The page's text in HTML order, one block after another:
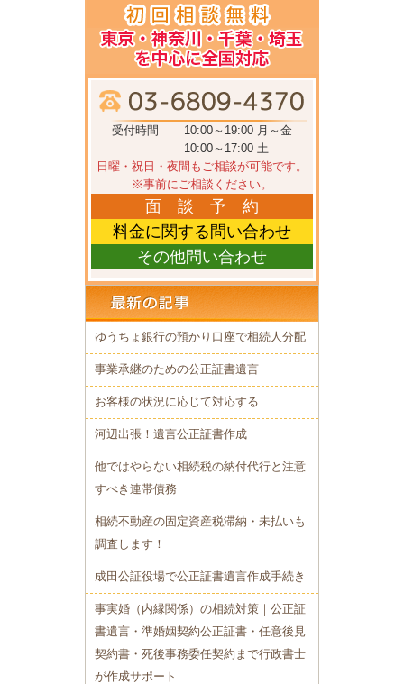
受付時間
10:00～19:00 月～金
10:00～17:00 土
日曜・祝日・夜間もご相談が可能です。
※事前にご相談ください。
面 談 予 約
料金に関する問い合わせ
その他問い合わせ
ゆうちょ銀行の預かり口座で相続人分配
事業承継のための公正証書遺言
お客様の状況に応じて対応する
河辺出張！遺言公正証書作成
他ではやらない相続税の納付代行と注意
すべき連帯債務
相続不動産の固定資産税滞納・未払いも
調査します！
成田公証役場で公正証書遺言作成手続き
事実婚（内縁関係）の相続対策｜公正証
書遺言・準婚姻契約公正証書・任意後見
契約書・死後事務委任契約まで行政書士
が作成サポート